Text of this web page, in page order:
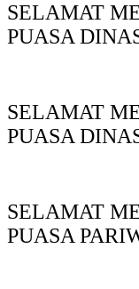
SELAMAT
PUASA
SELAMAT
PUASA
SELAMAT
PUASA